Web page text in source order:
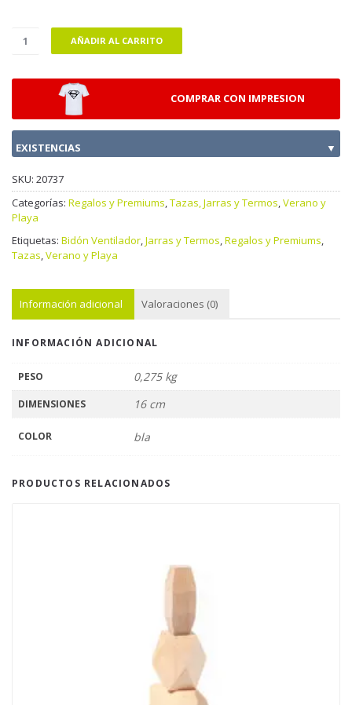
AÑADIR AL CARRITO
COMPRAR CON IMPRESION
EXISTENCIAS ▼
SKU: 20737
Categorías: Regalos y Premiums,Tazas, Jarras y Termos,Verano y
Playa
Etiquetas: Bidón Ventilador,Jarras y Termos,Regalos y Premiums,
Tazas,Verano y Playa
Información adicional Valoraciones (0)
INFORMACIÓN ADICIONAL
PESO 0,275 kg
DIMENSIONES 16 cm
COLOR bla
PRODUCTOS RELACIONADOS